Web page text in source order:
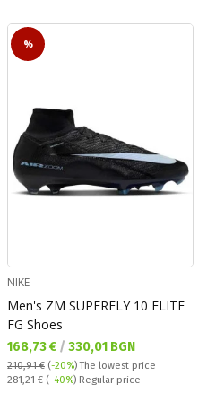
%
NIKE
Men's ZM SUPERFLY 10 ELITE
FG Shoes
Текуща цена:
168,73 € / 330,01 BGN
210,91 € (-20%)The lowest price
Regular price:
281,21 € (-40%) Regular price